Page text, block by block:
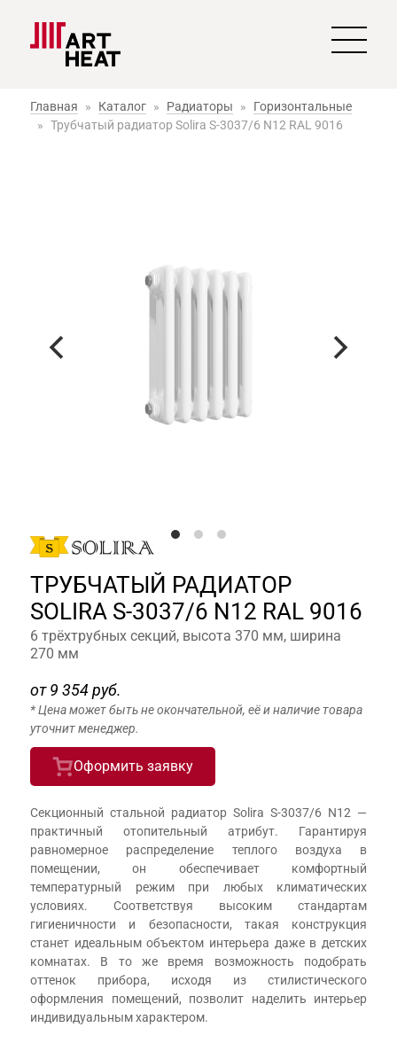
Главная » Каталог » Радиаторы »
Горизонтальные
» Трубчатый радиатор Solira S-3037/6 N12 RAL 9016
ТРУБЧАТЫЙ РАДИАТОР
SOLIRA S-3037/6 N12 RAL 9016
6 трёхтрубных секций, высота 370 мм, ширина
270 мм
от9 354 руб.
* Цена может быть не окончательной, её и наличие товара
уточнит менеджер.
Оформить заявку
Секционный стальной радиатор Solira S-3037/6 N12 —
практичный отопительный атрибут. Гарантируя
равномерное распределение теплого воздуха в
помещении, он обеспечивает комфортный
температурный режим при любых климатических
условиях. Соответствуя высоким стандартам
гигиеничности и безопасности, такая конструкция
станет идеальным объектом интерьера даже в детских
комнатах. В то же время возможность подобрать
оттенок прибора, исходя из стилистического
оформления помещений, позволит наделить интерьер
индивидуальным характером.